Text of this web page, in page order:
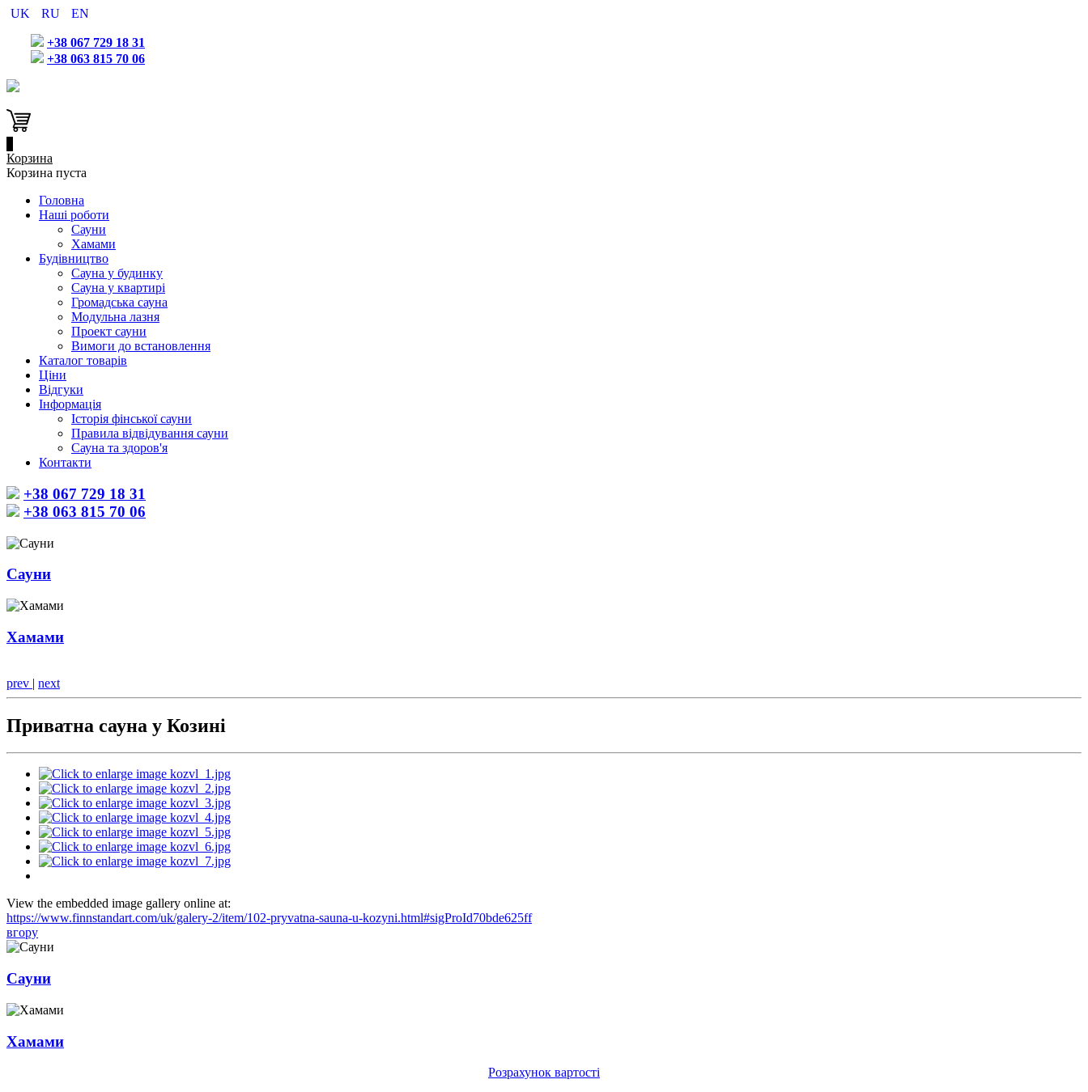
UK RU EN
+38 067 729 18 31
+38 063 815 70 06
Корзина
Корзина пуста
Головна
Наші роботи
Сауни
Хамами
Будівництво
Сауна у будинку
Сауна у квартирі
Громадська сауна
Модульна лазня
Проект сауни
Вимоги до встановлення
Каталог товарів
Ціни
Відгуки
Інформація
Історія фінської сауни
Правила відвідування сауни
Сауна та здоров'я
Контакти
+38 067 729 18 31
+38 063 815 70 06
Сауни
Хамами
prev | next
Приватна сауна у Козині
View the embedded image gallery online at:
https://www.finnstandart.com/uk/galery-2/item/102-pryvatna-sauna-u-kozyni.html#sigProId70bde625ff
вгору
Сауни
Хамами
Розрахунок вартості